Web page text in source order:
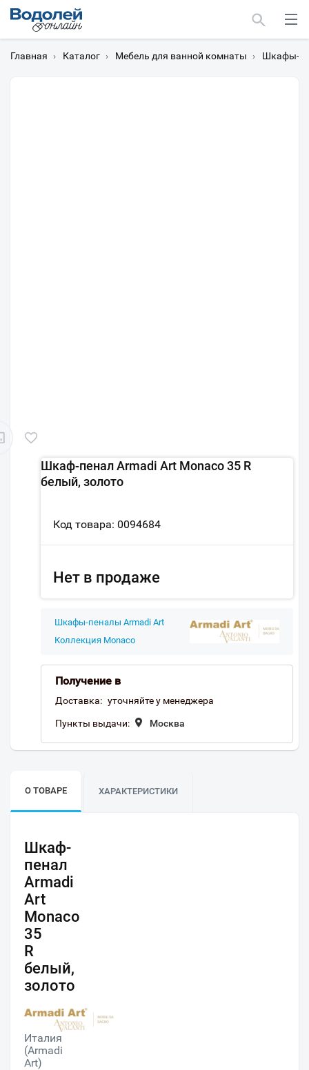
Главная › Каталог › Мебель для ванной комнаты › Шкафы-
Шкаф-пенал Armadi Art Monaco 35 R
белый, золото
Код товара: 0094684
Нет в продаже
Шкафы-пеналы Armadi Art
Коллекция Monaco
Получение в
Доставка: уточняйте у менеджера
Пункты выдачи: Москва
О ТОВАРЕ ХАРАКТЕРИСТИКИ
Шкаф-
пенал
Armadi
Art
Monaco
35
R
белый,
золото
Италия
(Armadi
Art)